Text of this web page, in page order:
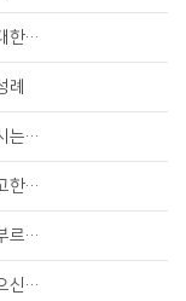
<주일 5부 예배> 부르심에 대한 우리의 태도
례
<주일 3부 예배> 이기게 하시는 하나님
<주일 4부 예배> 심지가 견고한 자를 지키시리니
<주일 5부 예배> 우리에겐 부르심이 있습니다
<주일 3부 예배> 우리를 낳으신 하나님의 사랑